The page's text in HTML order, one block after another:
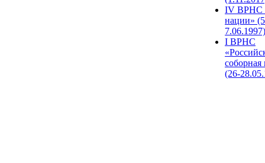
IV ВРНС
нации»
7.06.1997)
I ВРНС
(26-